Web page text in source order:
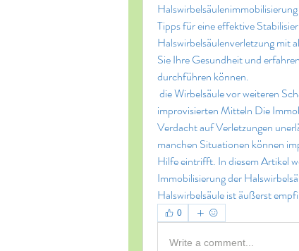
Tipps für eine effektive
Halswirbelsäulenverletzung mit
Sie Ihre Gesundheit und
durchführen können.
improvisierten Mitteln Die
Verdacht auf Verletzungen
manchen Situationen können
Hilfe eintrifft. In diesem Artikel
Immobilisierung der
Halswirbelsäule ist äußerst
0
Write a comment...